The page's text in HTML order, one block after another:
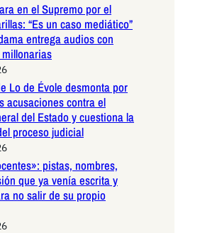
en el Supremo por el
“Es un caso mediático”
entrega audios con
Lo de Évole desmonta por
acusaciones contra el
del Estado y cuestiona la
proceso judicial
pistas, nombres,
que ya venía escrita y
no salir de su propio